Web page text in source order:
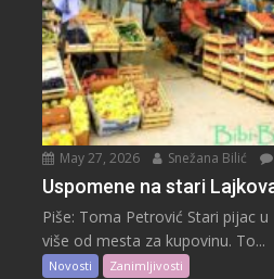
May 27, 2026 Snežana Bilić
Uspomene na stari
Piše: Toma Petrović Stari pijac
više od mesta za kupovinu. To...
Novosti Zanimljivosti